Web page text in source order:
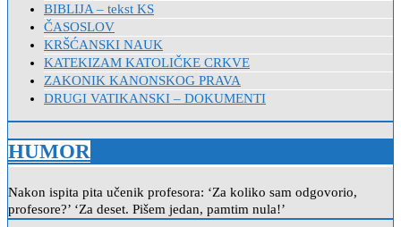
BIBLIJA – tekst KS
ČASOSLOV
KRŠĆANSKI NAUK
KATEKIZAM KATOLIČKE CRKVE
ZAKONIK KANONSKOG PRAVA
DRUGI VATIKANSKI – DOKUMENTI
HUMOR
Nakon ispita pita učenik profesora: ‘Za koliko sam odgovorio,
profesore?’ ‘Za deset. Pišem jedan, pamtim nula!’